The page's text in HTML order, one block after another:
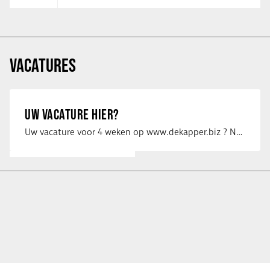
VACATURES
UW VACATURE HIER?
Uw vacature voor 4 weken op www.dekapper.biz ? Neem dan contact op met Maaike …